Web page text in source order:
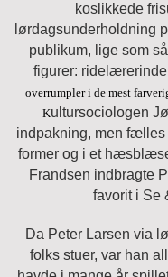
koslikkede
lørdagsunderholdning
publikum, lige som
figurer:
overrumpler i de mest
Kultursociologen
indpakning, men
former og i et
Frandsen indbragte
favorit i Se
Da Peter Larsen via
folks stuer, var han